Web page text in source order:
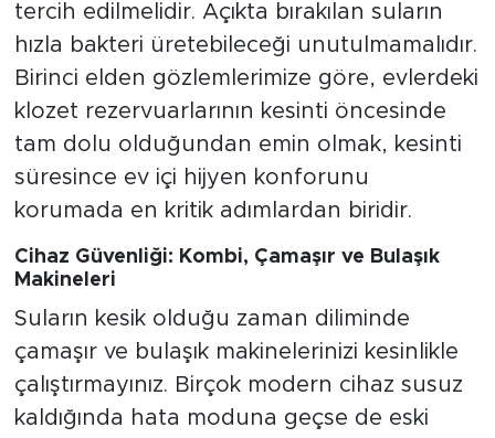
tercih edilmelidir. Açıkta bırakılan suların
hızla bakteri üretebileceği unutulmamalıdır.
Birinci elden gözlemlerimize göre, evlerdeki
klozet rezervuarlarının kesinti öncesinde
tam dolu olduğundan emin olmak, kesinti
süresince ev içi hijyen konforunu
korumada en kritik adımlardan biridir.
Cihaz Güvenliği: Kombi, Çamaşır ve Bulaşık
Makineleri
Suların kesik olduğu zaman diliminde
çamaşır ve bulaşık makinelerinizi kesinlikle
çalıştırmayınız. Birçok modern cihaz susuz
kaldığında hata moduna geçse de eski